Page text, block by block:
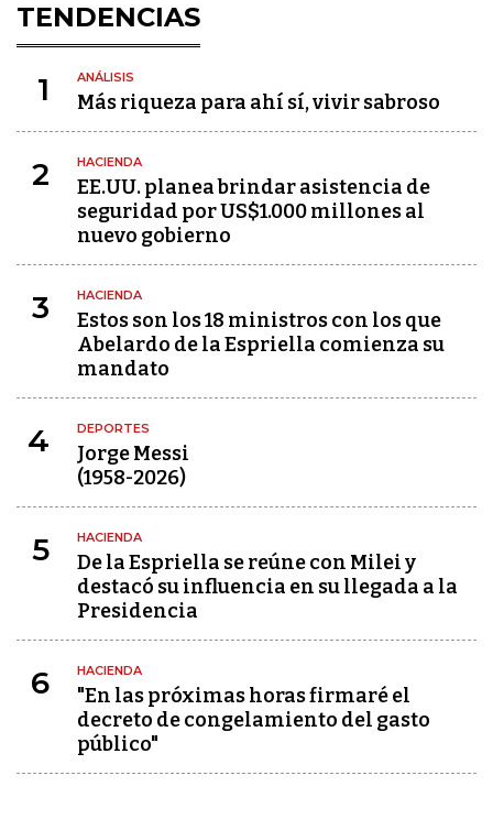
TENDENCIAS
1 ANÁLISIS
Más riqueza para ahí sí, vivir sabroso
2 HACIENDA
EE.UU. planea brindar asistencia de
seguridad por US$1.000 millones al
nuevo gobierno
3 HACIENDA
Estos son los 18 ministros con los que
Abelardo de la Espriella comienza su
mandato
4 DEPORTES
Jorge Messi
(1958-2026)
5 HACIENDA
De la Espriella se reúne con Milei y
destacó su influencia en su llegada a la
Presidencia
6 HACIENDA
"En las próximas horas firmaré el
decreto de congelamiento del gasto
público"